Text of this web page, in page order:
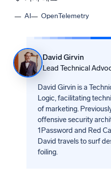
AI OpenTelemetry
David Girvin
Lead Technical
David Girvin is a
Logic, facilitating
of marketing.
offensive security
1Password and Red
David travels to surf
foiling.